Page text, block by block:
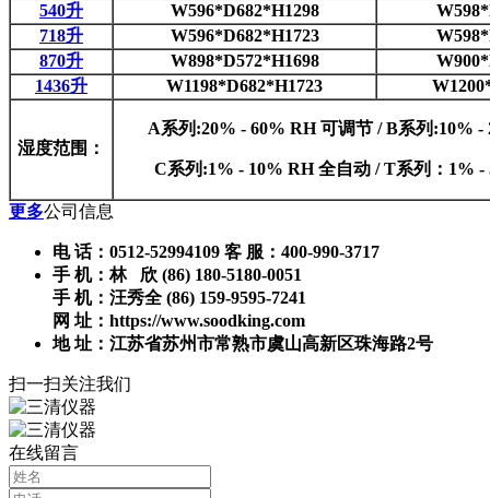
540升
W596*D682*H1298
718升
W596*D682*H1723
870升
W898*D572*H1698
1436升
W1198*D682*H1723
湿度范围：
A系列:20% - 60% RH 可调节 / B系列:10% -
C系列:1% - 10% RH 全自动 / T系列：1%
更多公司信息
电 话：0512-52994109 客 服：400-990-3717
手 机：林 欣 (86) 180-5180-0051
手 机：汪秀全 (86) 159-9595-7241
网 址：https://www.soodking.com
地 址：江苏省苏州市常熟市虞山高新区珠海路2号
扫一扫关注我们
在线留言